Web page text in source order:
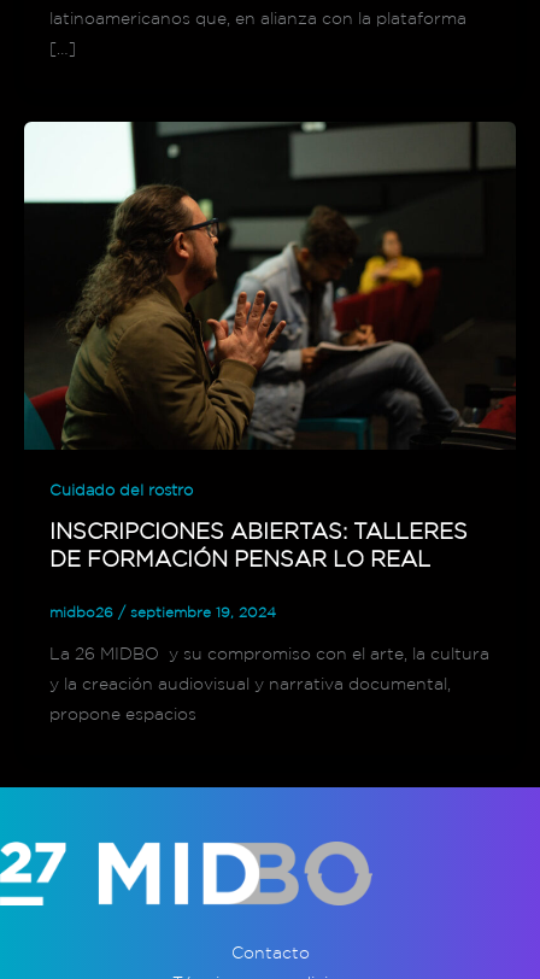
latinoamericanos que, en alianza con la plataforma
[…]
Cuidado del rostro
INSCRIPCIONES ABIERTAS: TALLERES
DE FORMACIÓN PENSAR LO REAL
midbo26 / septiembre 19, 2024
La 26 MIDBO y su compromiso con el arte, la cultura
y la creación audiovisual y narrativa documental,
propone espacios
Contacto